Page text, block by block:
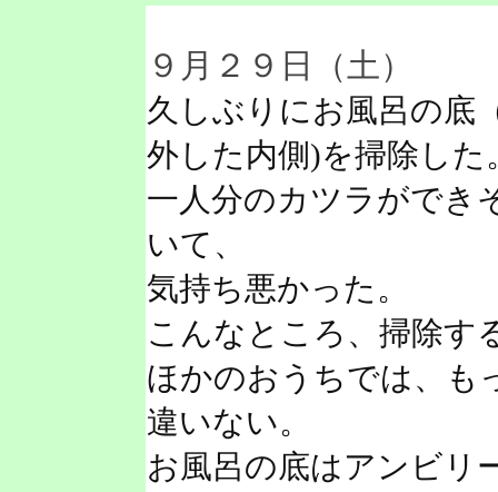
９月２９日（土）
久しぶりにお風呂の底
外した内側)を掃除した
一人分のカツラができ
いて、
気持ち悪かった。
こんなところ、掃除す
ほかのおうちでは、も
違いない。
お風呂の底はアンビリ